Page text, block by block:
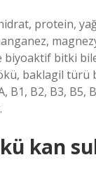
protein,
biyoaktif bitki
baklagil türü
B1, B2, B3, B5,
kan